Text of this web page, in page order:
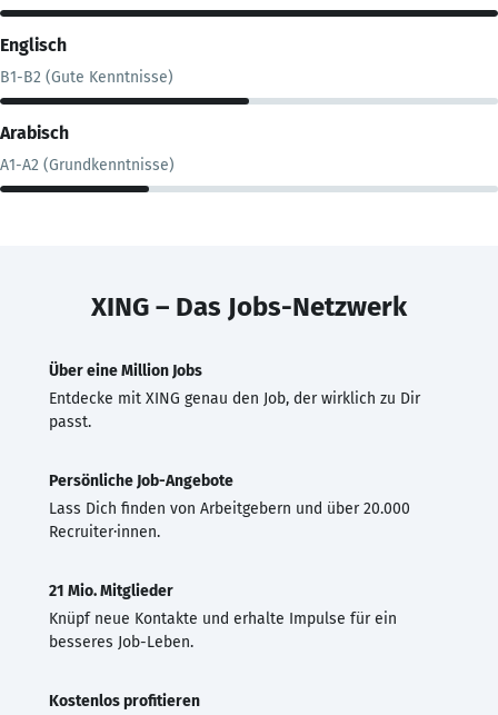
Englisch
B1-B2 (Gute Kenntnisse)
Arabisch
A1-A2 (Grundkenntnisse)
XING – Das Jobs-Netzwerk
Über eine Million Jobs
Entdecke mit XING genau den Job, der wirklich zu Dir
passt.
Persönliche Job-Angebote
Lass Dich finden von Arbeitgebern und über 20.000
Recruiter·innen.
21 Mio. Mitglieder
Knüpf neue Kontakte und erhalte Impulse für ein
besseres Job-Leben.
Kostenlos profitieren